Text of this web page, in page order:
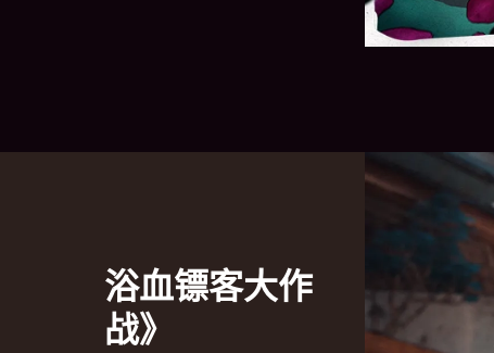
浴血镖客大作
战》